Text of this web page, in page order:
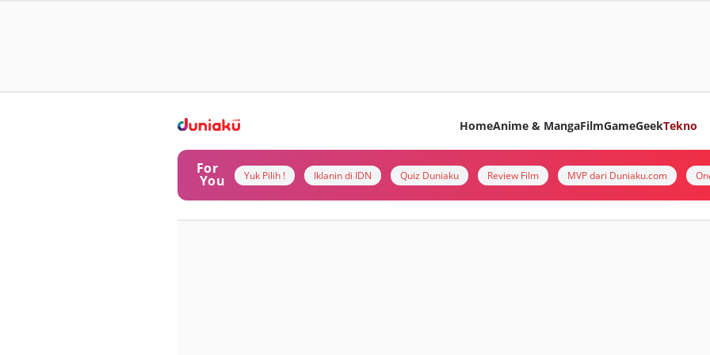
HomeAnime & MangaFilmGameGeekTekno
For
You Yuk Pilih ! Iklanin di IDN Quiz Duniaku Review Film MVP dari Duniaku.com